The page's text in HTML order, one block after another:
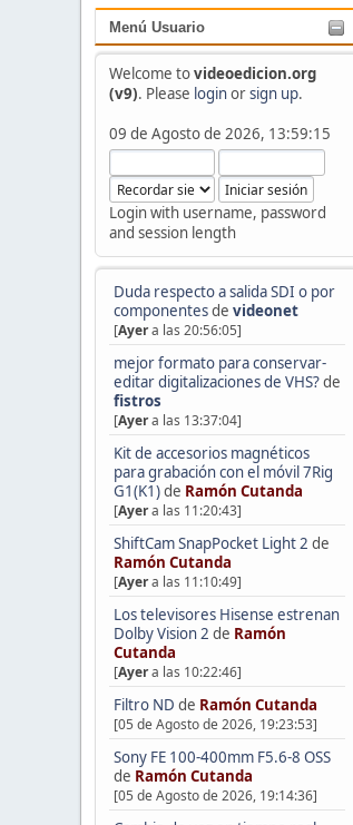
Menú Usuario
Welcome tovideoedicion.org
(v9). Please loginorsign up.
09 de Agosto de 2026, 13:59:15
Login with username, password
and session length
Duda respecto a salida SDI o por
componentesde videonet
[Ayera las 20:56:05]
mejor formato para conservar-
editar digitalizaciones de VHS?de
fistros
[Ayera las 13:37:04]
Kit de accesorios magnéticos
para grabación con el móvil 7Rig
G1(K1)de Ramón Cutanda
[Ayera las 11:20:43]
ShiftCam SnapPocket Light 2 de
Ramón Cutanda
[Ayera las 11:10:49]
Los televisores Hisense estrenan
Dolby Vision 2 de Ramón
Cutanda
[Ayera las 10:22:46]
Filtro ND de Ramón Cutanda
[05 de Agosto de 2026, 19:23:53]
Sony FE 100-400mm F5.6-8 OSS
de Ramón Cutanda
[05 de Agosto de 2026, 19:14:36]